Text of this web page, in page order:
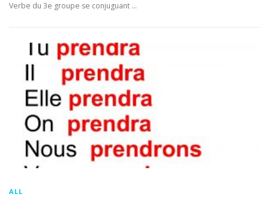
Verbe du 3e groupe se conjuguant …
ALL